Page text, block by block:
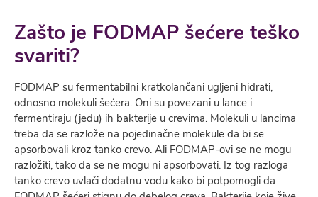
Zašto je FODMAP šećere teško
svariti?
FODMAP su fermentabilni kratkolančani ugljeni hidrati,
odnosno molekuli šećera. Oni su povezani u lance i
fermentiraju (jedu) ih bakterije u crevima. Molekuli u lancima
treba da se razlože na pojedinačne molekule da bi se
apsorbovali kroz tanko crevo. Ali FODMAP-ovi se ne mogu
razložiti, tako da se ne mogu ni apsorbovati. Iz tog razloga
tanko crevo uvlači dodatnu vodu kako bi potpomogli da